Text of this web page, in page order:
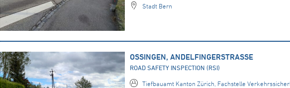
Stadt Bern
OSSINGEN, ANDELFINGERSTRASSE
ROAD SAFETY INSPECTION (RSI)
Tiefbauamt Kanton Zürich, Fachstelle